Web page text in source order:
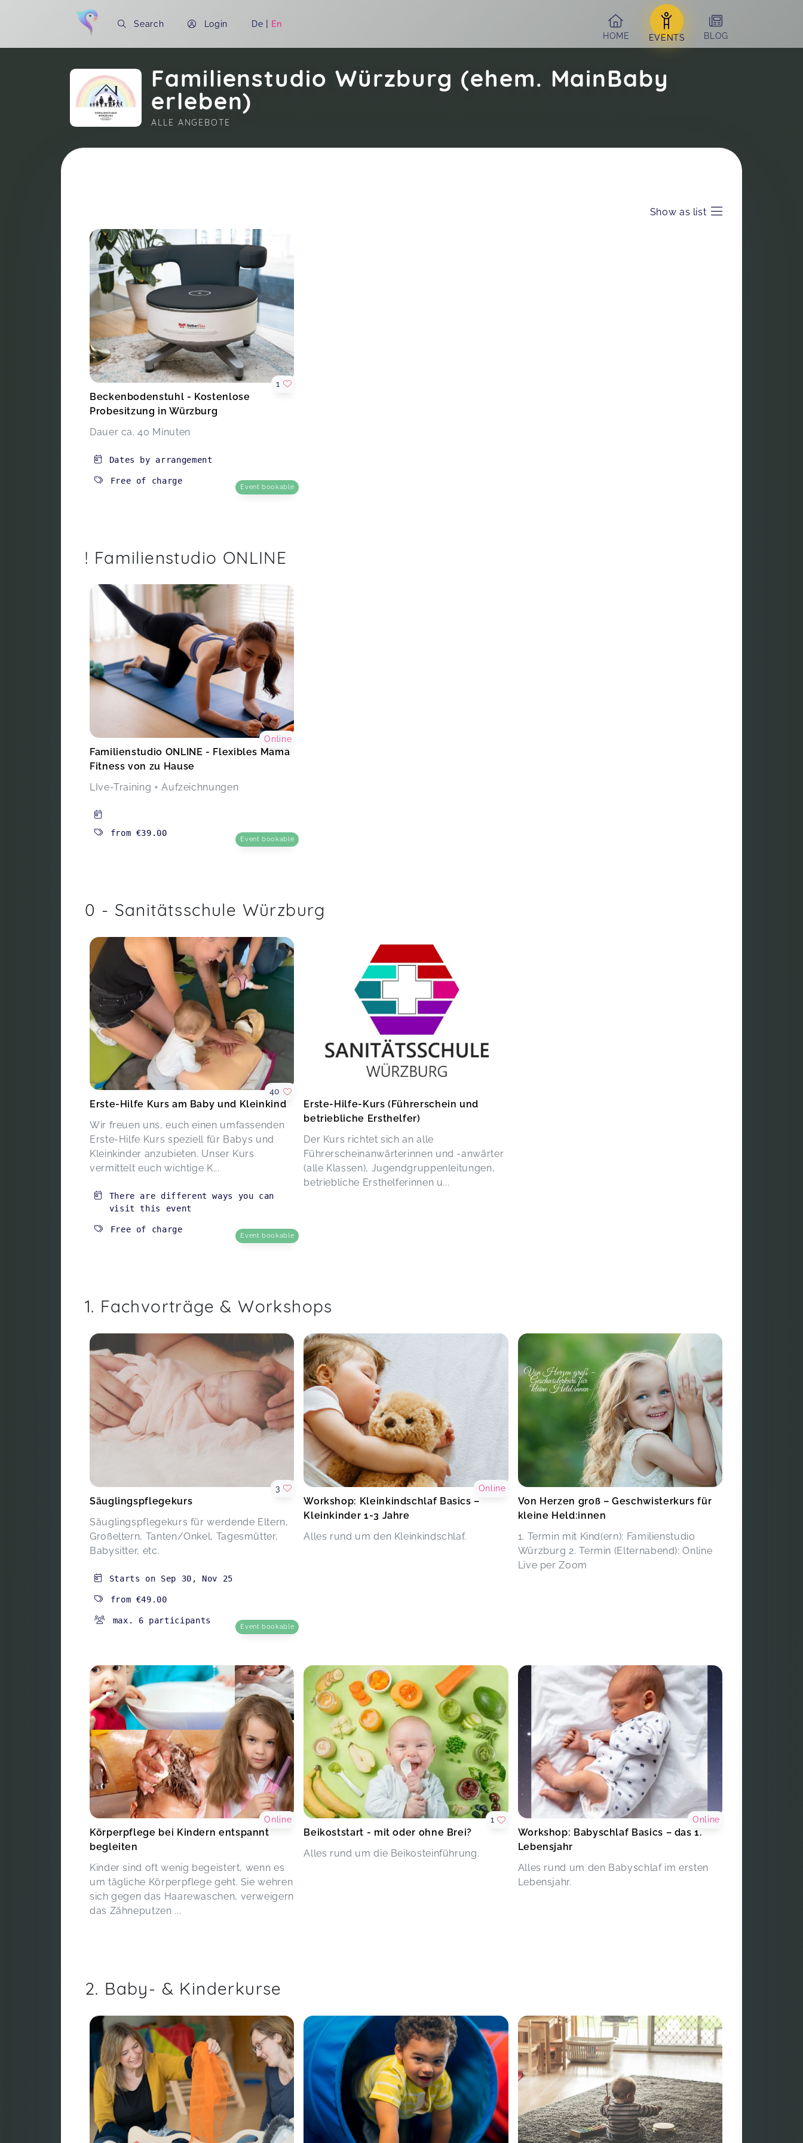
Search Login De | En
HOME
EVENTS BLOG
Familienstudio Würzburg (ehem. MainBaby
erleben)
ALLE ANGEBOTE
Soon you will learn more about me here...
Show as list
Beckenbodenstuhl - Kostenlose
Probesitzung in Würzburg
Dauer ca. 40 Minuten
1
Dates by arrangement
Free of charge
Event bookable
! Familienstudio ONLINE
Familienstudio ONLINE - Flexibles Mama
Fitness von zu Hause
LIve-Training + Aufzeichnungen
Online
from €39.00
Event bookable
0 - Sanitätsschule Würzburg
Erste-Hilfe Kurs am Baby und Kleinkind
Wir freuen uns, euch einen umfassenden
Erste-Hilfe Kurs speziell für Babys und
Kleinkinder anzubieten. Unser Kurs
vermittelt euch wichtige K...
40
There are different ways you can
visit this event
Free of charge
Event bookable
Erste-Hilfe-Kurs (Führerschein und
betriebliche Ersthelfer)
Der Kurs richtet sich an alle
Führerscheinanwärterinnen und -anwärter
(alle Klassen), Jugendgruppenleitungen,
betriebliche Ersthelferinnen u...
1. Fachvorträge & Workshops
Säuglingspflegekurs
Säuglingspflegekurs für werdende Eltern,
Großeltern, Tanten/Onkel, Tagesmütter,
Babysitter, etc.
3
Starts on Sep 30 , Nov 25
from €49.00
max. 6 participants
Event bookable
Workshop: Kleinkindschlaf Basics –
Kleinkinder 1-3 Jahre
Alles rund um den Kleinkindschlaf.
Online
Von Herzen groß – Geschwisterkurs für
kleine Held:innen
1. Termin mit Kind(ern): Familienstudio
Würzburg 2. Termin (Elternabend): Online
Live per Zoom
Körperpflege bei Kindern entspannt
begleiten
Kinder sind oft wenig begeistert, wenn es
um tägliche Körperpflege geht. Sie wehren
sich gegen das Haarewaschen, verweigern
das Zähneputzen ...
Online
Beikoststart - mit oder ohne Brei?
Alles rund um die Beikosteinführung.
1
Workshop: Babyschlaf Basics – das 1.
Lebensjahr
Alles rund um den Babyschlaf im ersten
Lebensjahr.
Online
2. Baby- & Kinderkurse